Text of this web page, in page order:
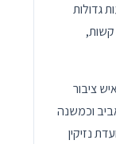
גדולות
קשות,
ציבור
וכמשנה
נזיקין